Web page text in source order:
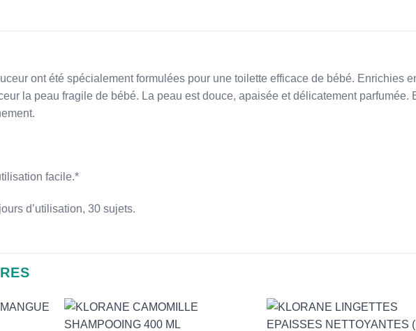
ont été spécialement formulées pour une toilette efficace de bébé. Enrichies
la peau fragile de bébé. La peau est douce, apaisée et délicatement
facile.*
d’utilisation, 30 sujets.
+